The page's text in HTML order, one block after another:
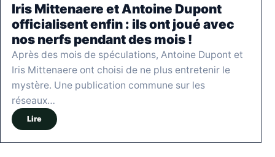
Iris Mittenaere et Antoine Dupont
officialisent enfin : ils ont joué avec
nos nerfs pendant des mois !
Après des mois de spéculations, Antoine Dupont et
Iris Mittenaere ont choisi de ne plus entretenir le
mystère. Une publication commune sur les
réseaux…
Lire